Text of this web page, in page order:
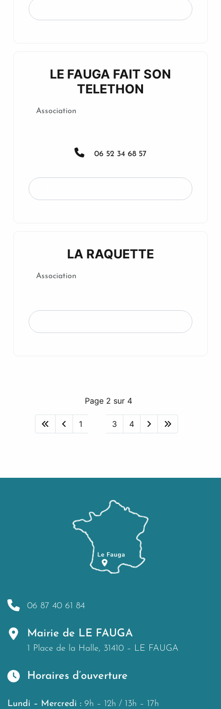
LE FAUGA FAIT SON
TELETHON
Association
06 52 34 68 57
LA RAQUETTE
Association
Page 2 sur 4
1 3 4
06 87 40 61 84
Mairie de LE FAUGA
1 Place de la Halle, 31410 – LE FAUGA
Horaires d’ouverture
Lundi – Mercredi : 9h – 12h / 13h – 17h